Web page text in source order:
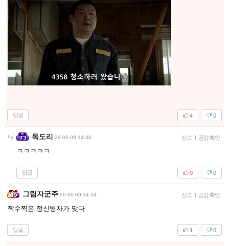
답글 0
4
독도리 26-06-09 14:38 신고 | 공감 확인
ㅋㅋㅋㅋㅋ
답글 0
0
그림자군주 26-06-09 14:34 신고 | 공감 확인
짝수찍은 정신병자가 맞다
답글 0
1